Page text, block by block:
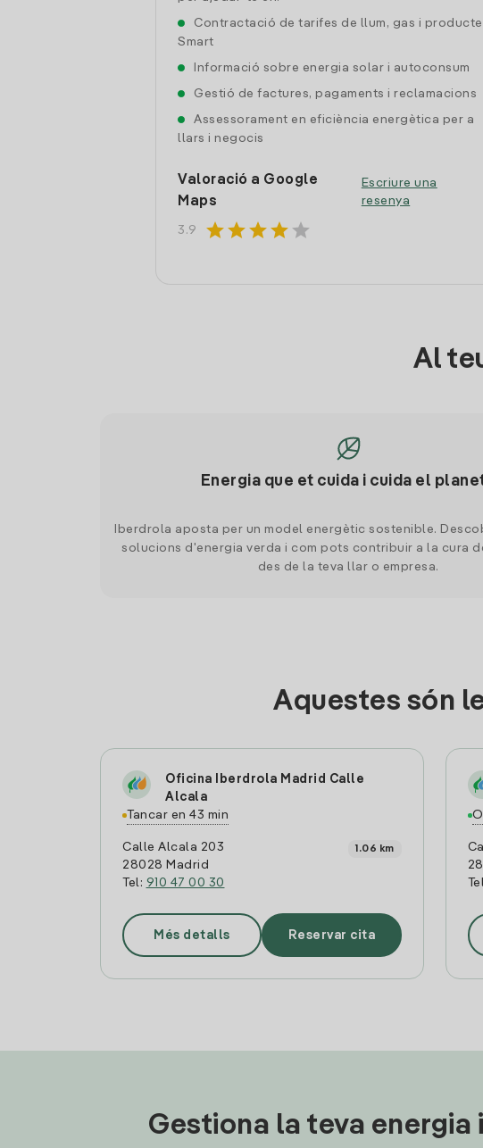
Contractació de tarifes de llum, gas i
Smart
Informació sobre energia solar i autoconsum
Gestió de factures, pagaments i reclamacions
Assessorament en eficiència energètica per a
llars i negocis
Valoració a Google
Maps
3.9 starstarstarstar star
Escriure una
resenya
Al
Energia que et cuida i cuida el
Iberdrola aposta per un model energètic sostenible.
solucions d'energia verda i com pots contribuir a la cura
des de la teva llar o empresa.
Aquestes són
Oficina Iberdrola Madrid Calle
Alcala
Tancar en 43 min
Calle Alcala 203
28028 Madrid
Tel: 910 47 00 30
1.06 km
Més detalls Reservar cita
Gestiona la teva